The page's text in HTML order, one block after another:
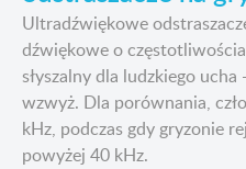
Ultradźwiękowe
dźwiękowe o
słyszalny dla ludzkiego
wzwyż. Dla porównania,
kHz, podczas gdy gryzonie
powyżej 40 kHz.